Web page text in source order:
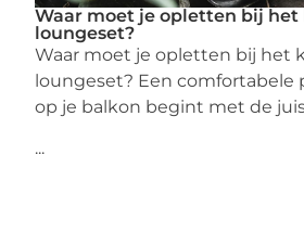
Waar moet je opletten bij het
loungeset?
Waar moet je opletten bij het
loungeset? Een comfortabele
op je balkon begint met de
...